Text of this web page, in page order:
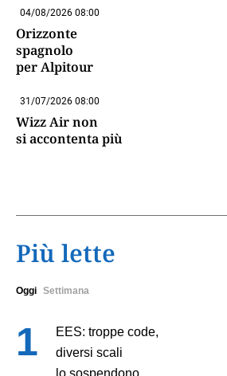
04/08/2026 08:00
Orizzonte
spagnolo
per Alpitour
31/07/2026 08:00
Wizz Air non
si accontenta più
Più lette
Oggi Settimana
EES: troppe code,
diversi scali
lo sospendono